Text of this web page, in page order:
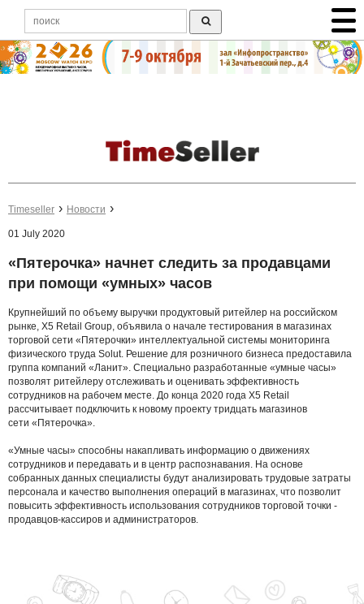
Timeseller Новости
01 July 2020
«Пятерочка» начнет следить за продавцами
при помощи «умных» часов
Крупнейший по объему выручки продуктовый ритейлер на российском
рынке, X5 Retail Group, объявила о начале тестирования в магазинах
торговой сети «Пятерочки» интеллектуальной системы мониторинга
физического труда Solut. Решение для розничного бизнеса предоставила
группа компаний «Ланит». Специально разработанные «умные часы»
позволят ритейлеру отслеживать и оценивать эффективность
сотрудников на рабочем месте. До конца 2020 года X5 Retail
рассчитывает подключить к новому проекту тридцать магазинов
сети «Пятерочка».
«Умные часы» способны накапливать информацию о движениях
сотрудников и передавать и в центр распознавания. На основе
собранных данных специалисты будут анализировать трудовые затраты
персонала и качество выполнения операций в магазинах, что позволит
повысить эффективность использования сотрудников торговой точки -
продавцов-кассиров и администраторов.